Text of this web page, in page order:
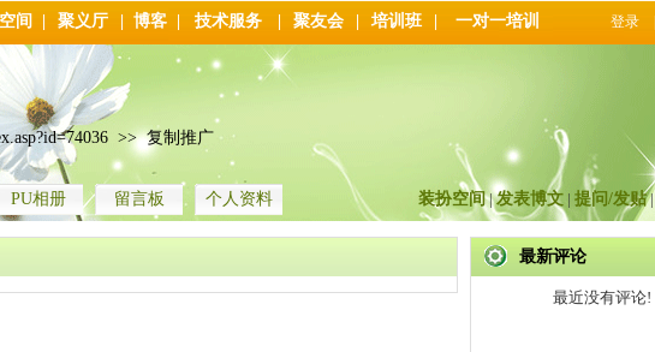
空间 聚义厅 博客 技术服务 聚友会 培训班 一对一培训 登录
>>复制推广
PU相册 留言板 个人资料 装扮空间|发表博文 | 提问/发贴|
最新评论
最近没有评论!